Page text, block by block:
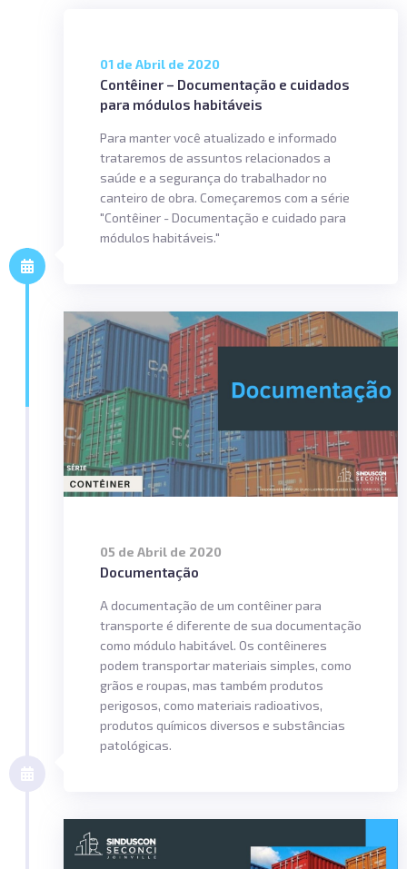
01 de Abril de 2020
Contêiner – Documentação e cuidados
para módulos habitáveis
Para manter você atualizado e informado
trataremos de assuntos relacionados a
saúde e a segurança do trabalhador no
canteiro de obra. Começaremos com a série
"Contêiner - Documentação e cuidado para
módulos habitáveis."
05 de Abril de 2020
Documentação
A documentação de um contêiner para
transporte é diferente de sua documentação
como módulo habitável. Os contêineres
podem transportar materiais simples, como
grãos e roupas, mas também produtos
perigosos, como materiais radioativos,
produtos químicos diversos e substâncias
patológicas.